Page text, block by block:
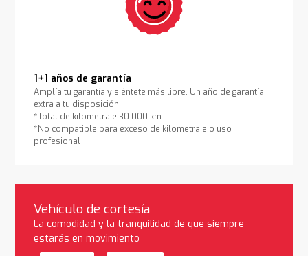
1+1 años de garantía
Amplía tu garantía y siéntete más libre. Un año de garantía
extra a tu disposición.
*Total de kilometraje 30.000 km
*No compatible para exceso de kilometraje o uso
profesional
Vehículo de cortesía
La comodidad y la tranquilidad de que siempre
estarás en movimiento